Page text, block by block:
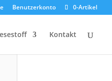
Benutzerkonto 0-Artikel
Kontakt